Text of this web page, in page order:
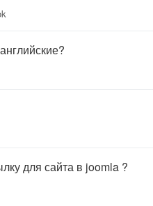
для сайта в joomla ?